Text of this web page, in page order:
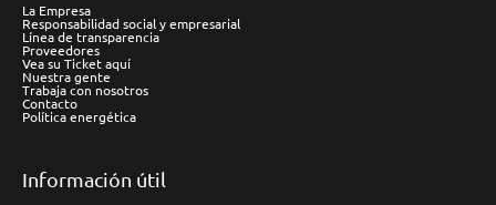
La Empresa
Responsabilidad social y empresarial
Línea de transparencia
Proveedores
Vea su Ticket aquí
Nuestra gente
Trabaja con nosotros
Contacto
Política energética
Información útil